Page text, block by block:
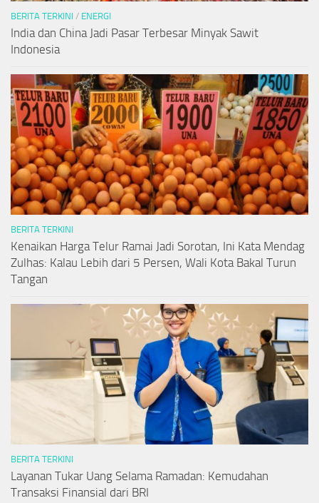
BERITA TERKINI / ENERGI
India dan China Jadi Pasar Terbesar Minyak Sawit
Indonesia
BERITA TERKINI
Kenaikan Harga Telur Ramai Jadi Sorotan, Ini Kata Mendag
Zulhas: Kalau Lebih dari 5 Persen, Wali Kota Bakal Turun
Tangan
BERITA TERKINI
Layanan Tukar Uang Selama Ramadan: Kemudahan
Transaksi Finansial dari BRI